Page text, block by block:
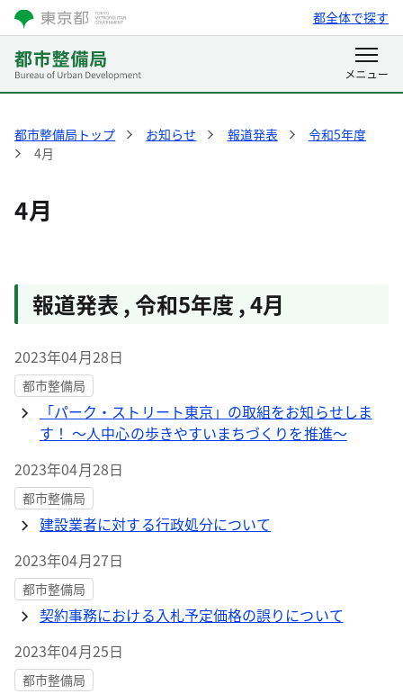
都全体で探す
都市整備局トップ お知らせ 報道発表
令和5年度
4月
4月
報道発表 ,令和5年度 ,4月
2023年04月28日
都市整備局
「パーク・ストリート東京」の取組をお知らせしま
す！ ～人中心の歩きやすいまちづくりを推進～
2023年04月28日
都市整備局
建設業者に対する行政処分について
2023年04月27日
都市整備局
契約事務における入札予定価格の誤りについて
2023年04月25日
都市整備局